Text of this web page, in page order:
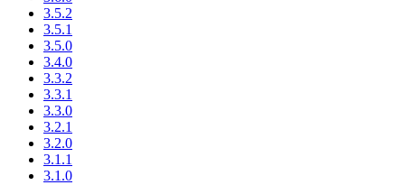
3.5.2
3.5.1
3.5.0
3.4.0
3.3.2
3.3.1
3.3.0
3.2.1
3.2.0
3.1.1
3.1.0